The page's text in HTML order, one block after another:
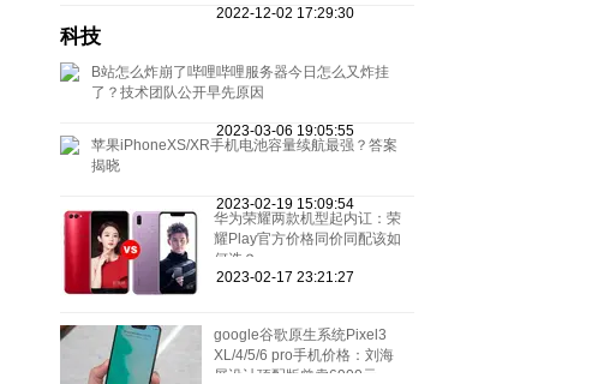
2022-12-02 17:29:30
科技
B站怎么炸崩了哔哩哔哩服务器今日怎么又炸挂
了？技术团队公开早先原因
2023-03-06 19:05:55
苹果iPhoneXS/XR手机电池容量续航最强？答案
揭晓
2023-02-19 15:09:54
华为荣耀两款机型起内讧：荣
耀Play官方价格同价同配该如
何选？
2023-02-17 23:21:27
google谷歌原生系统Pixel3
XL/4/5/6 pro手机价格：刘海
屏设计顶配版曾卖6900元